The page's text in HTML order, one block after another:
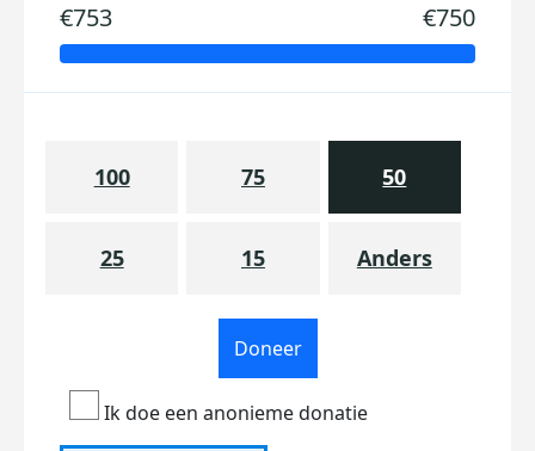
€753 €750
100 75 50
25 15 Anders
Doneer
Ik doe een anonieme donatie